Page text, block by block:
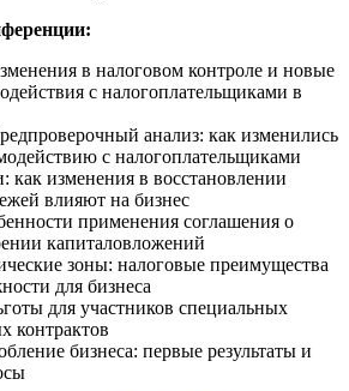
в налоговом контроле и новые
с налогоплательщиками в
анализ: как изменились
с налогоплательщиками
изменения в восстановлении
влияют на бизнес
применения соглашения о
капиталовложений
зоны: налоговые преимущества
для бизнеса
для участников специальных
контрактов
бизнеса: первые результаты и